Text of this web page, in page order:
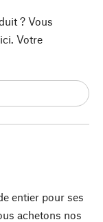
entier pour ses
achetons nos
? Vous
Votre